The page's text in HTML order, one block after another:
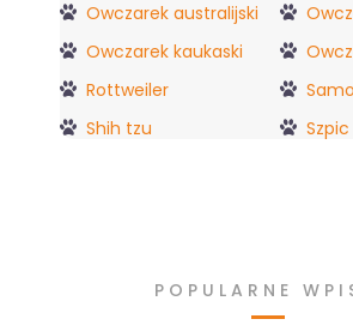
Owczarek australijski
Owczarek kaukaski
Rottweiler
Shih tzu
POPULARNE